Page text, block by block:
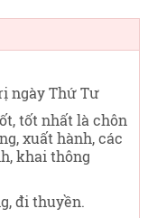
ngày Thứ Tư
tốt nhất là chôn
xuất hành, các
khai thông
đi thuyền.